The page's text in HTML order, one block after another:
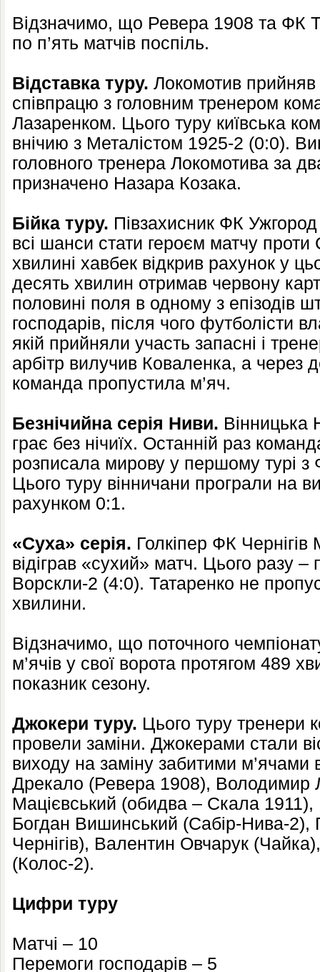
Відзначимо, що Ревера 1908 та ФК
по п’ять матчів поспіль.
Відставка туру. Локомотив
співпрацю з головним тренером
Лазаренком. Цього туру київська
внічию з Металістом 1925-2 (0:0).
головного тренера Локомотива за
призначено Назара Козака.
Бійка туру. Півзахисник ФК
всі шанси стати героєм матчу
хвилині хавбек відкрив рахунок у
десять хвилин отримав червону
половині поля в одному з епізодів
господарів, після чого футболісти
якій прийняли участь запасні і
арбітр вилучив Коваленка, а через
команда пропустила м’яч.
Безнічийна серія Ниви. Вінницька
грає без нічиїх. Останній раз
розписала мирову у першому турі
Цього туру вінничани програли на
рахунком 0:1.
«Суха» серія. Голкіпер ФК
відіграв «сухий» матч. Цього разу –
Ворскли-2 (4:0). Татаренко не
хвилини.
Відзначимо, що поточного
м’ячів у свої ворота протягом 489
показник сезону.
Джокери туру. Цього туру тренери
провели заміни. Джокерами стали
виходу на заміну забитими м’ячами
Дрекало (Ревера 1908), Володимир
Мацієвський (обидва – Скала
Богдан Вишинський (Сабір-Нива-
Чернігів), Валентин Овчарук
(Колос-2).
Цифри туру
Матчі – 10
Перемоги господарів – 5